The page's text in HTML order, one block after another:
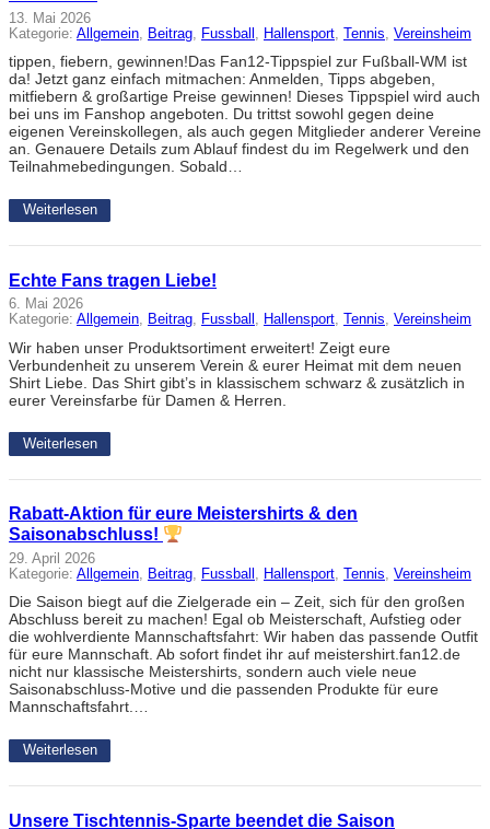
13. Mai 2026
Kategorie: Allgemein Beitrag Fussball Hallensport Tennis Vereinsheim
tippen, fiebern, gewinnen!Das Fan12-Tippspiel zur Fußball-WM ist
da! Jetzt ganz einfach mitmachen: Anmelden, Tipps abgeben,
mitfiebern & großartige Preise gewinnen! Dieses Tippspiel wird auch
bei uns im Fanshop angeboten. Du trittst sowohl gegen deine
eigenen Vereinskollegen, als auch gegen Mitglieder anderer Vereine
an. Genauere Details zum Ablauf findest du im Regelwerk und den
Teilnahmebedingungen. Sobald…
Weiterlesen
Echte Fans tragen Liebe!
6. Mai 2026
Kategorie: Allgemein, Beitrag, Fussball , Hallensport, Tennis, Vereinsheim
Wir haben unser Produktsortiment erweitert! Zeigt eure
Verbundenheit zu unserem Verein & eurer Heimat mit dem neuen
Shirt Liebe. Das Shirt gibt’s in klassischem schwarz & zusätzlich in
eurer Vereinsfarbe für Damen & Herren.
Weiterlesen
Rabatt-Aktion für eure Meistershirts & den
Saisonabschluss!
29. April 2026
Kategorie: Allgemein Beitrag Fussball Hallensport Tennis Vereinsheim
Die Saison biegt auf die Zielgerade ein – Zeit, sich für den großen
Abschluss bereit zu machen! Egal ob Meisterschaft, Aufstieg oder
die wohlverdiente Mannschaftsfahrt: Wir haben das passende Outfit
für eure Mannschaft. Ab sofort findet ihr auf meistershirt.fan12.de
nicht nur klassische Meistershirts, sondern auch viele neue
Saisonabschluss-Motive und die passenden Produkte für eure
Mannschaftsfahrt.…
Weiterlesen
Unsere Tischtennis-Sparte beendet die Saison